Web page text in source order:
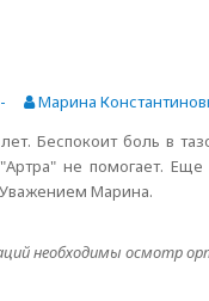
-
Марина
Беспокоит боль в
не помогает.
Марина.
необходимы осмотр